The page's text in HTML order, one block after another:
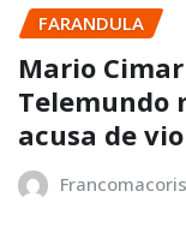
FARANDULA
Mario
Telemundo
acusa de